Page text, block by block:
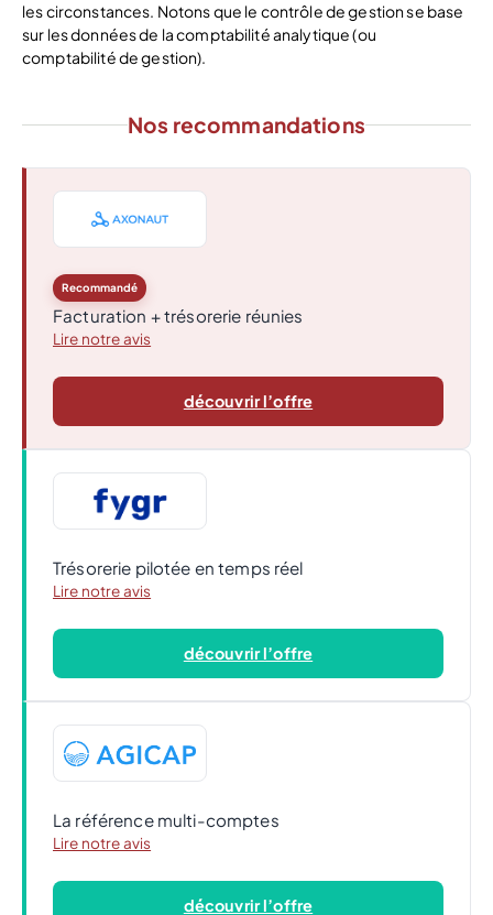
les circonstances. Notons que le contrôle de gestion se base
sur les données de la comptabilité analytique (ou
comptabilité de gestion).
Nos recommandations
Recommandé
Facturation + trésorerie réunies
Lire notre avis
découvrir l’offre
Trésorerie pilotée en temps réel
Lire notre avis
découvrir l’offre
La référence multi-comptes
Lire notre avis
découvrir l’offre